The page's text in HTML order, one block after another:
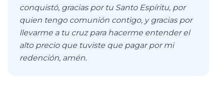
conquistó, gracias por tu Santo Espíritu, por
quien tengo comunión contigo, y gracias por
llevarme a tu cruz para hacerme entender el
alto precio que tuviste que pagar por mi
redención, amén.